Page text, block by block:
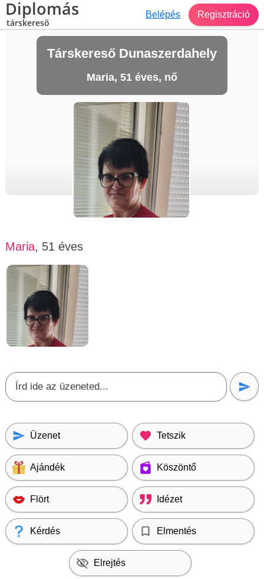
Diplomás
társkereső
Belépés Regisztráció
Társkereső Dunaszerdahely
Maria, 51 éves, nő
Maria, 51 éves
Üzenet Tetszik
Ajándék Köszöntő
Flört Idézet
Kérdés Elmentés
Elrejtés